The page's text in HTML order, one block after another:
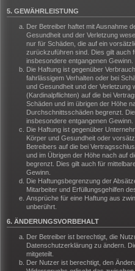
5. GEWÄHRLEISTUNG
Der Betreiber haftet mit Ausnahme
Gesundheit und der Verletzung
nur für Schäden, die auf ein
zurückzuführen sind. Dies gilt auch
insbesondere entgangenen Gewinn.
Die Haftung ist gegenüber
fahrlässigem Verhalten oder bei
und Gesundheit und der Verletzung
(Kardinalpflichten) auf die bei
Schäden und im übrigen der Höhe
Durchschnittsschäden begrenzt.
insbesondere entgangenen Gewinn.
Die Haftung ist gegenüber
Körper und Gesundheit oder
Betreibers auf die bei
und im Übrigen der Höhe nach auf
begrenzt. Dies gilt auch für
Gewinn.
Die Haftungsbegrenzung der
Mitarbeiter und Erfüllungsgehilfen
Ansprüche für eine Haftung aus
unberührt.
6. ÄNDERUNGSVORBEHALT
Der Betreiber ist berechtigt, die
Datenschutzerklärung zu ändern.
mitgeteilt.
Der Nutzer ist berechtigt, den